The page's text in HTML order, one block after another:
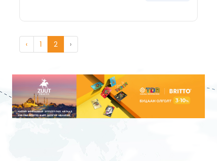
‹ 1 2 ›